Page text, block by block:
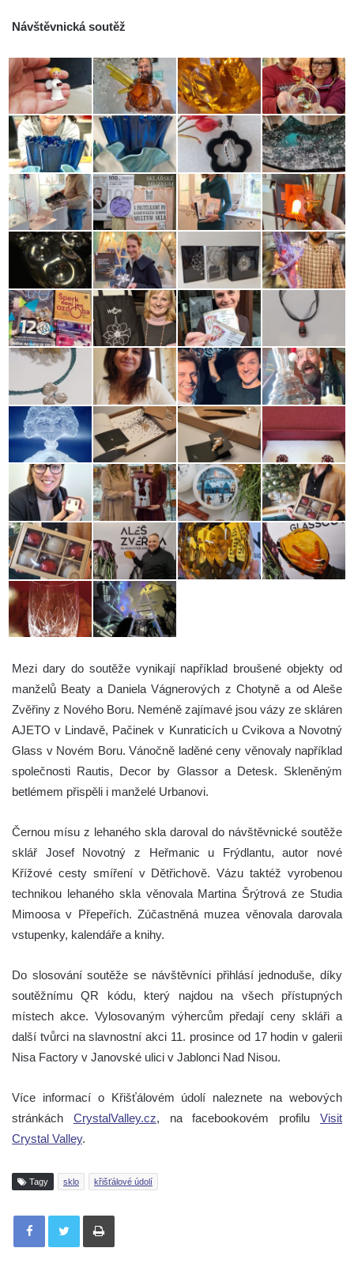
Návštěvnická soutěž
Mezi dary do soutěže vynikají například broušené objekty od
manželů Beaty a Daniela Vágnerových z Chotyně a od Aleše
Zvěřiny z Nového Boru. Neméně zajímavé jsou vázy ze skláren
AJETO v Lindavě, Pačinek v Kunraticích u Cvikova a Novotný
Glass v Novém Boru. Vánočně laděné ceny věnovaly například
společnosti Rautis, Decor by Glassor a Detesk. Skleněným
betlémem přispěli i manželé Urbanovi.
Černou mísu z lehaného skla daroval do návštěvnické soutěže
sklář Josef Novotný z Heřmanic u Frýdlantu, autor nové
Křížové cesty smíření v Dětřichově. Vázu taktéž vyrobenou
technikou lehaného skla věnovala Martina Šrýtrová ze Studia
Mimoosa v Přepeřích. Zúčastněná muzea věnovala darovala
vstupenky, kalendáře a knihy.
Do slosování soutěže se návštěvníci přihlásí jednoduše, díky
soutěžnímu QR kódu, který najdou na všech přístupných
místech akce. Vylosovaným výhercům předají ceny skláři a
další tvůrci na slavnostní akci 11. prosince od 17 hodin v galerii
Nisa Factory v Janovské ulici v Jablonci Nad Nisou.
Více informací o Křišťálovém údolí naleznete na webových
stránkách CrystalValley.cz, na facebookovém profiluVisit
Crystal Valley.
Tagy sklo křišťálové údolí
Tisknout